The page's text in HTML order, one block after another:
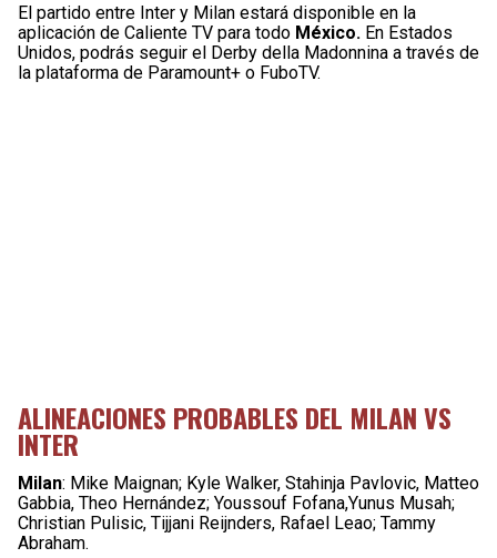
El partido entre Inter y Milan estará disponible en la
aplicación de Caliente TV para todo México. En Estados
Unidos, podrás seguir el Derby della Madonnina a través de
la plataforma de Paramount+ o FuboTV.
ALINEACIONES PROBABLES DEL MILAN VS
INTER
Milan: Mike Maignan; Kyle Walker, Stahinja Pavlovic, Matteo
Gabbia, Theo Hernández; Youssouf Fofana,Yunus Musah;
Christian Pulisic, Tijjani Reijnders, Rafael Leao; Tammy
Abraham.